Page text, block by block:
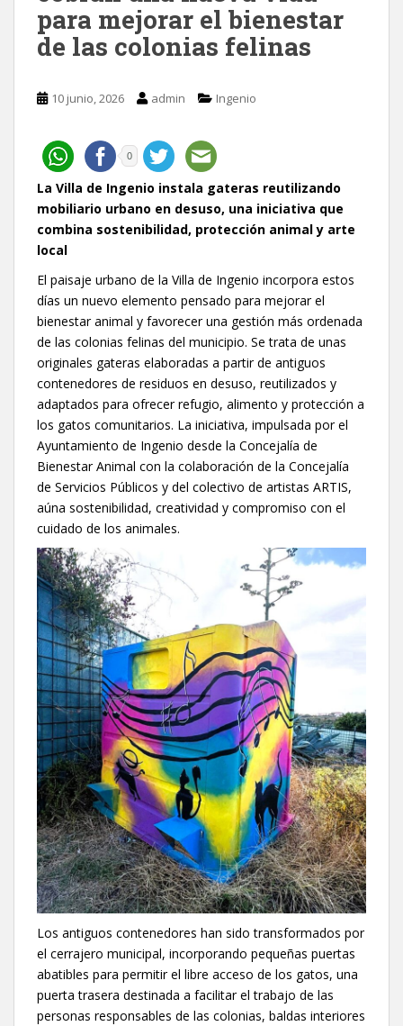
para mejorar el bienestar
de las colonias felinas
10 junio, 2026 admin Ingenio
0
La Villa de Ingenio instala gateras reutilizando
mobiliario urbano en desuso, una iniciativa que
combina sostenibilidad, protección animal y arte
local
El paisaje urbano de la Villa de Ingenio incorpora estos
días un nuevo elemento pensado para mejorar el
bienestar animal y favorecer una gestión más ordenada
de las colonias felinas del municipio. Se trata de unas
originales gateras elaboradas a partir de antiguos
contenedores de residuos en desuso, reutilizados y
adaptados para ofrecer refugio, alimento y protección a
los gatos comunitarios. La iniciativa, impulsada por el
Ayuntamiento de Ingenio desde la Concejalía de
Bienestar Animal con la colaboración de la Concejalía
de Servicios Públicos y del colectivo de artistas ARTIS,
aúna sostenibilidad, creatividad y compromiso con el
cuidado de los animales.
Los antiguos contenedores han sido transformados por
el cerrajero municipal, incorporando pequeñas puertas
abatibles para permitir el libre acceso de los gatos, una
puerta trasera destinada a facilitar el trabajo de las
personas responsables de las colonias, baldas interiores